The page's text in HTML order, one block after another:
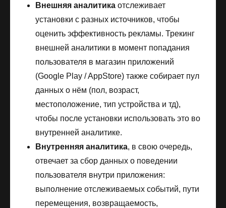
Внешняя аналитика отслеживает
установки с разных источников, чтобы
оценить эффективность рекламы. Трекинг
внешней аналитики в момент попадания
пользователя в магазин приложений
(Google Play / AppStore) также собирает пул
данных о нём (пол, возраст,
местоположение, тип устройства и тд),
чтобы после установки использовать это во
внутренней аналитике.
Внутренняя аналитика, в свою очередь,
отвечает за сбор данных о поведении
пользователя внутри приложения:
выполнение отслеживаемых событий, пути
перемещения, возвращаемость,